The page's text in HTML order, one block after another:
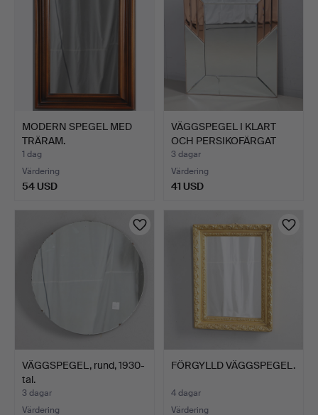
MODERN SPEGEL MED
TRÄRAM.
1 dag
Värdering
54 USD
VÄGGSPEGEL I KLART
OCH PERSIKOFÄRGAT
GLAS.
3 dagar
Värdering
41 USD
VÄGGSPEGEL, rund, 1930-
tal.
3 dagar
Värdering
FÖRGYLLD VÄGGSPEGEL.
4 dagar
Värdering